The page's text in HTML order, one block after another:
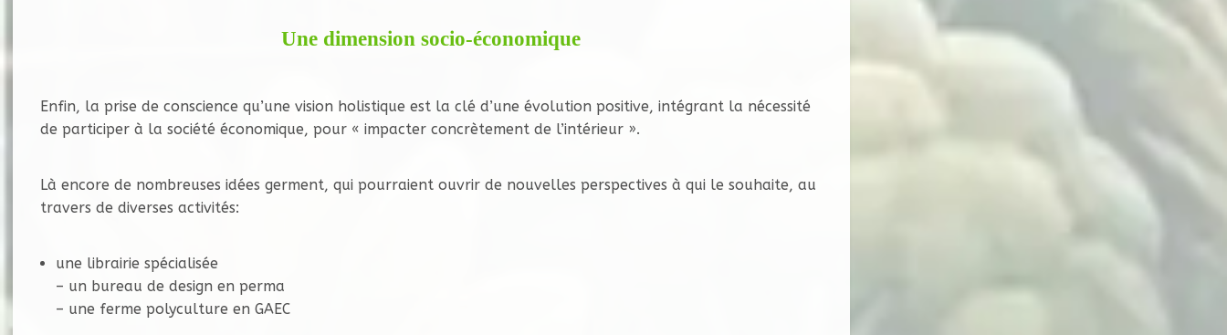
Une dimension socio-économique
Enfin, la prise de conscience qu’une vision holistique est la clé d’une évolution positive, intégrant la nécessité
de participer à la société économique, pour « impacter concrètement de l’intérieur ».
Là encore de nombreuses idées germent, qui pourraient ouvrir de nouvelles perspectives à qui le souhaite, au
travers de diverses activités:
une librairie spécialisée
– un bureau de design en perma
– une ferme polyculture en GAEC